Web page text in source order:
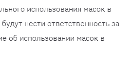
использования масок в
нести ответственность за
об использовании масок в